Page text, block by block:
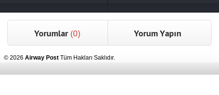
Yorumlar (0) Yorum Yapın
© 2026 Airway Post Tüm Hakları Saklıdır.